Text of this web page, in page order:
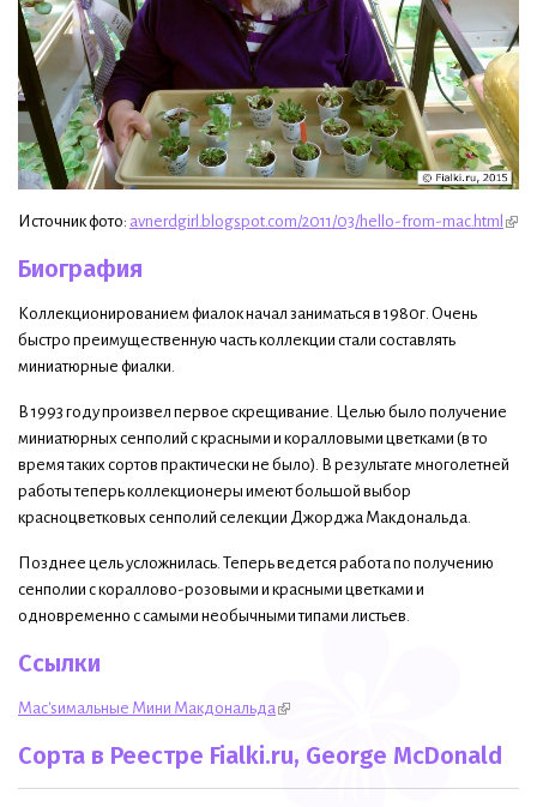
Источник фото: avnerdgirl.blogspot.com/2011/03/hello-from-mac.html
Биография
Коллекционированием фиалок начал заниматься в 1980г. Очень
быстро преимущественную часть коллекции стали составлять
миниатюрные фиалки.
В 1993 году произвел первое скрещивание. Целью было получение
миниатюрных сенполий с красными и коралловыми цветками (в то
время таких сортов практически не было). В результате многолетней
работы теперь коллекционеры имеют большой выбор
красноцветковых сенполий селекции Джорджа Макдональда.
Позднее цель усложнилась. Теперь ведется работа по получению
сенполии с кораллово-розовыми и красными цветками и
одновременно с самыми необычными типами листьев.
Ссылки
Mac'sимальные Мини Макдональда
Сорта в Реестре Fialki.ru, George McDonald